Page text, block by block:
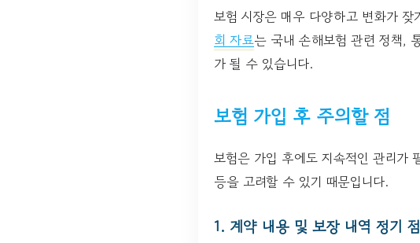
보험 시장은 매우 다양하고 변화가
회 자료는 국내 손해보험 관련 정책,
가 될 수 있습니다.
보험 가입 후 주의할 점
보험은 가입 후에도 지속적인 관리가
등을 고려할 수 있기 때문입니다.
1. 계약 내용 및 보장 내역 정기